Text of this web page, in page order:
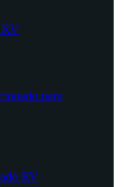
RV
para
RV